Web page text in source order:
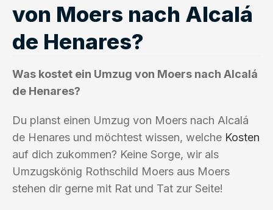
von Moers nach Alcalá
de Henares?
Was kostet ein Umzug von Moers nach Alcalá
de Henares?
Du planst einen Umzug von Moers nach Alcalá
de Henares und möchtest wissen, welche Kosten
auf dich zukommen? Keine Sorge, wir als
Umzugskönig Rothschild Moers aus Moers
stehen dir gerne mit Rat und Tat zur Seite!